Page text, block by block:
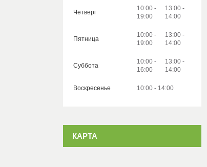
Четверг
10:00
19:00
13:00
14:00
Пятница
10:00
19:00
13:00
14:00
Суббота
10:00
16:00
13:00
14:00
Воскресенье 10:00 14:00
КАРТА